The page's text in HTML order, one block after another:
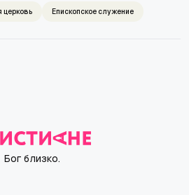
церковь Епископское служение
Бог близко.